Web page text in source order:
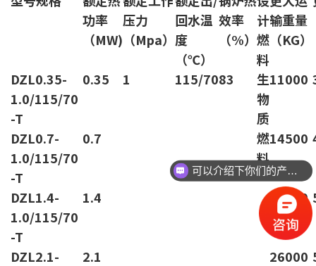
功率
（MW)
压力
（Mpa）
回水温
度
（℃）
效率
（%）
计
燃
料
输重量
（KG）
DZL0.35-
1.0/115/70
-T
0.35 1 115/7083
生
物
质
燃
料
11000
DZL0.7-
1.0/115/70
-T
0.7 14500
DZL1.4-
1.0/115/70
-T
1.4 25000
DZL2.1-
2.1 26000
可以介绍下你们的产品么